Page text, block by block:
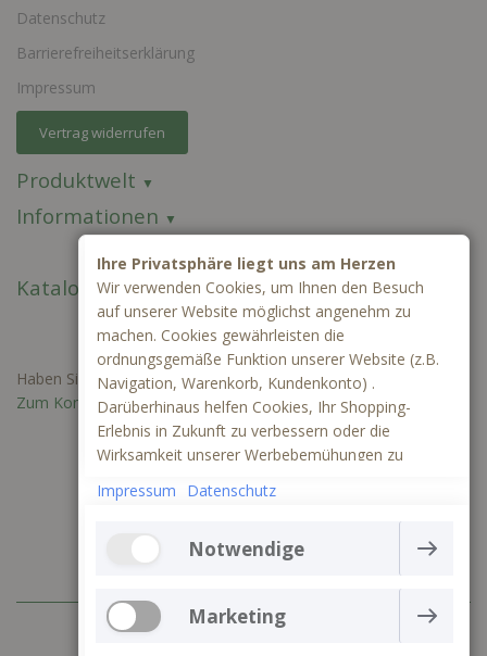
Datenschutz
Barrierefreiheitserklärung
Impressum
Vertrag widerrufen
Produktwelt
Informationen
Kataloge
Haben Sie Fragen oder benötigen Sie ein individuelles Angebot?
Zum Kontaktformular
+49 (0) 3641 797 99 83
Ihre Privatsphäre liegt uns am Herzen
Wir verwenden Cookies, um Ihnen den Besuch
auf unserer Website möglichst angenehm zu
machen. Cookies gewährleisten die
ordnungsgemäße Funktion unserer Website (z.B.
Navigation, Warenkorb, Kundenkonto) .
Darüberhinaus helfen Cookies, Ihr Shopping-
Erlebnis in Zukunft zu verbessern oder die
Wirksamkeit unserer Werbebemühungen zu
Cookies und Tracking mittels Google Analytics
besser verstehen, wie unsere Seite genutzt wird.
Impressum Datenschutz
Notwendige
Die Webseite kann ohne notwendige Cookies nicht
richtig funktionieren. Sie gewährleisten einen
technisch einwandfreien Betrieb der Website und
Marketing